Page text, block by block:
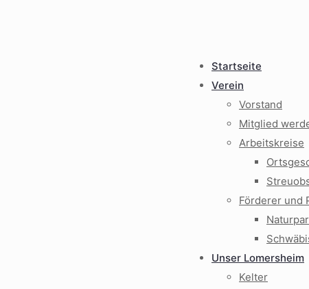
Startseite
Verein
Vorstand
Mitglied
Arbeitskreise
Förderer und
Unser Lomersheim
Kelter